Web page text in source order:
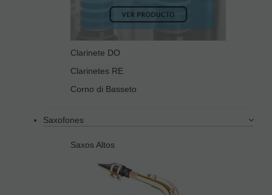
Clarinete DO
Clarinetes RE
Corno di Basseto
Saxofones
Saxos Altos